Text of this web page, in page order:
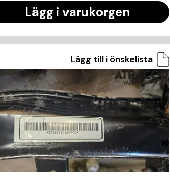
Lägg i varukorgen
Lägg till i önskelista